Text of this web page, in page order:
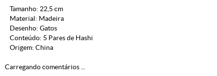
Tamanho: 22,5 cm
Material: Madeira
Desenho: Gatos
Conteúdo: 5 Pares de Hashi
Origem: China
Carregando comentários ...